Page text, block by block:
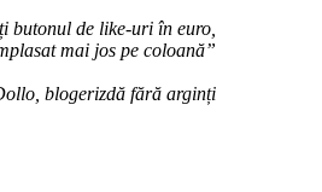
butonul de like-uri în euro,
mai jos pe coloană”
blogerizdă fără arginți